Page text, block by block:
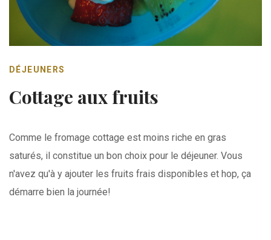
DÉJEUNERS
Cottage aux fruits
Comme le fromage cottage est moins riche en gras
saturés, il constitue un bon choix pour le déjeuner. Vous
n'avez qu'à y ajouter les fruits frais disponibles et hop, ça
démarre bien la journée!